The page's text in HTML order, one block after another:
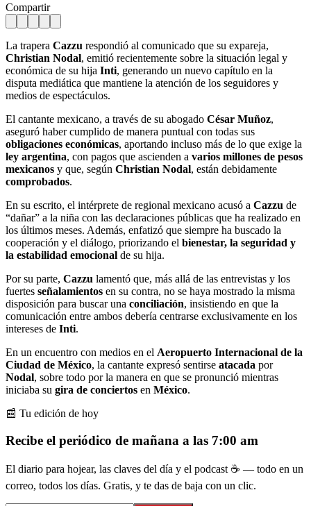
Compartir
La trapera Cazzu respondió al comunicado que su expareja,
Christian Nodal, emitió recientemente sobre la situación legal y
económica de su hija Inti, generando un nuevo capítulo en la
disputa mediática que mantiene la atención de los seguidores y
medios de espectáculos.
El cantante mexicano, a través de su abogado César Muñoz,
aseguró haber cumplido de manera puntual con todas sus
obligaciones económicas, aportando incluso más de lo que exige la
ley argentina, con pagos que ascienden a varios millones de pesos
mexicanos y que, según Christian Nodal, están debidamente
comprobados.
En su escrito, el intérprete de regional mexicano acusó a Cazzu de
“dañar” a la niña con las declaraciones públicas que ha realizado en
los últimos meses. Además, enfatizó que siempre ha buscado la
cooperación y el diálogo, priorizando el bienestar, la seguridad y
la estabilidad emocional de su hija.
Por su parte, Cazzu lamentó que, más allá de las entrevistas y los
fuertes señalamientos en su contra, no se haya mostrado la misma
disposición para buscar una conciliación, insistiendo en que la
comunicación entre ambos debería centrarse exclusivamente en los
intereses de Inti.
En un encuentro con medios en el Aeropuerto Internacional de la
Ciudad de México, la cantante expresó sentirse atacada por
Nodal, sobre todo por la manera en que se pronunció mientras
iniciaba su gira de conciertos en México.
📰 Tu edición de hoy
Recibe el periódico de mañana a las 7:00 am
El diario para hojear, las claves del día y el podcast ☕ — todo en un
correo, todos los días. Gratis, y te das de baja con un clic.